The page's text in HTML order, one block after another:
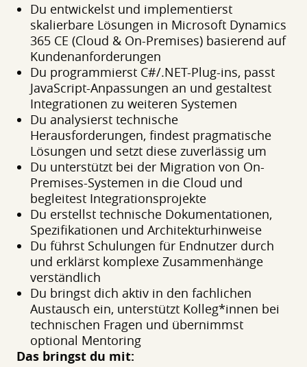
Du entwickelst und implementierst
skalierbare Lösungen in Microsoft Dynamics
365 CE (Cloud & On-Premises) basierend auf
Kundenanforderungen
Du programmierst C#/.NET-Plug-ins, passt
JavaScript-Anpassungen an und gestaltest
Integrationen zu weiteren Systemen
Du analysierst technische
Herausforderungen, findest pragmatische
Lösungen und setzt diese zuverlässig um
Du unterstützt bei der Migration von On-
Premises-Systemen in die Cloud und
begleitest Integrationsprojekte
Du erstellst technische Dokumentationen,
Spezifikationen und Architekturhinweise
Du führst Schulungen für Endnutzer durch
und erklärst komplexe Zusammenhänge
verständlich
Du bringst dich aktiv in den fachlichen
Austausch ein, unterstützt Kolleg*innen bei
technischen Fragen und übernimmst
optional Mentoring
Das bringst du mit: